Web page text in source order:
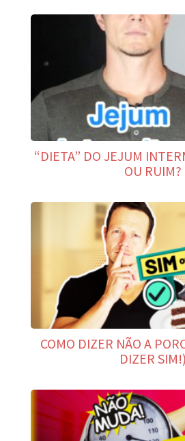
“DIETA” DO JEJUM
OU RUIM?
COMO DIZER NÃO A
DIZER SIM!)